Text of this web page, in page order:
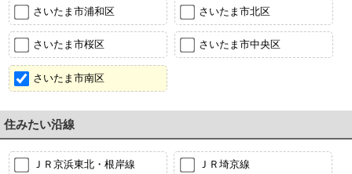
さいたま市浦和区 さいたま市北区
さいたま市桜区 さいたま市中央区
さいたま市南区
住みたい沿線
ＪＲ京浜東北・根岸線 ＪＲ埼京線